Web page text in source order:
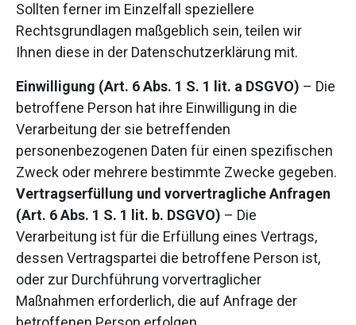
Sollten ferner im Einzelfall speziellere
Rechtsgrundlagen maßgeblich sein, teilen wir
Ihnen diese in der Datenschutzerklärung mit.
Einwilligung (Art. 6 Abs. 1 S. 1 lit. a DSGVO) – Die
betroffene Person hat ihre Einwilligung in die
Verarbeitung der sie betreffenden
personenbezogenen Daten für einen spezifischen
Zweck oder mehrere bestimmte Zwecke gegeben.
Vertragserfüllung und vorvertragliche Anfragen
(Art. 6 Abs. 1 S. 1 lit. b. DSGVO) – Die
Verarbeitung ist für die Erfüllung eines Vertrags,
dessen Vertragspartei die betroffene Person ist,
oder zur Durchführung vorvertraglicher
Maßnahmen erforderlich, die auf Anfrage der